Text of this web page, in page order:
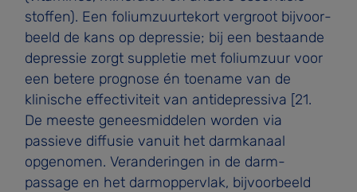
stoffen). Een foliumzuurtekort vergroot bijvoor­
beeld de kans op depressie; bij een bestaande
depressie zorgt suppletie met foliumzuur voor
een betere prognose én toename van de
klinische effectiviteit van antidepressiva [21.
De meeste geneesmiddelen worden via
passieve diffusie vanuit het darmkanaal
opgenomen. Veranderingen in de darm-
passage en het darmoppervlak, bijvoorbeeld